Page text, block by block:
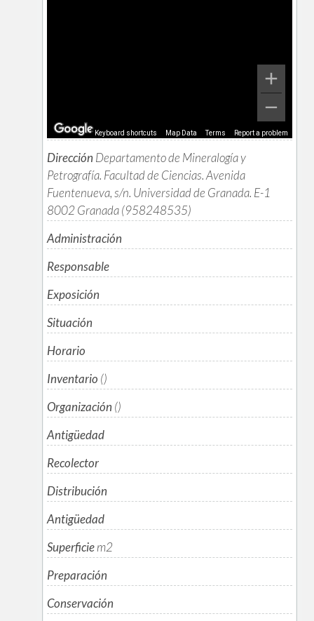
Keyboard shortcuts Map Data Terms Report a problem
Dirección Departamento de Mineralogía y
Petrografía. Facultad de Ciencias. Avenida
Fuentenueva, s/n. Universidad de Granada. E-1
8002 Granada (958248535)
Administración
Responsable
Exposición
Situación
Horario
Inventario ()
Organización ()
Antigüedad
Recolector
Distribución
Antigüedad
Superficiem2
Preparación
Conservación